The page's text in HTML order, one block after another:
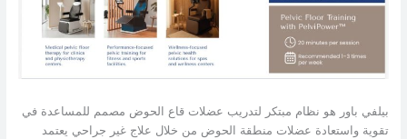
بيلفي باور هو نظام مبتكر لتدريب عضلات قاع الحوض مصمم للمساعدة في
تقوية واستعادة عضلات منطقة الحوض من خلال علاج غير جراحي يعتمد